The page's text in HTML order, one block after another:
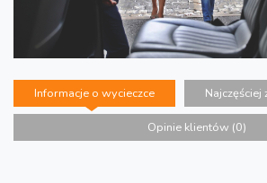
Informacje o wycieczce
Opinie klientów (0)